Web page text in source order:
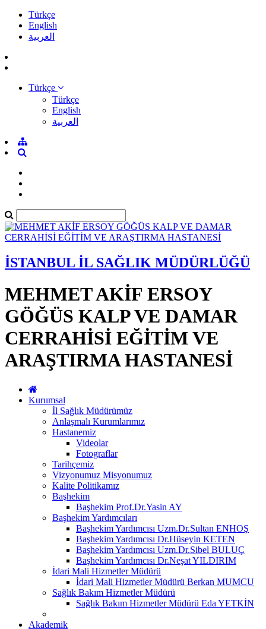
Türkçe
English
العربية
Türkçe
Türkçe
English
العربية
İSTANBUL İL SAĞLIK MÜDÜRLÜĞÜ
MEHMET AKİF ERSOY
GÖĞÜS KALP VE DAMAR
CERRAHİSİ EĞİTİM VE
ARAŞTIRMA HASTANESİ
Kurumsal
İl Sağlık Müdürümüz
Anlaşmalı Kurumlarımız
Hastanemiz
Videolar
Fotograflar
Tarihçemiz
Vizyonumuz Misyonumuz
Kalite Politikamız
Başhekim
Başhekim Prof.Dr.Yasin AY
Başhekim Yardımcıları
Başhekim Yardımcısı Uzm.Dr.Sultan ENHOŞ
Başhekim Yardımcısı Dr.Hüseyin KETEN
Başhekim Yardımcısı Uzm.Dr.Sibel BULUÇ
Başhekim Yardımcısı Dr.Neşat YILDIRIM
İdari Mali Hizmetler Müdürü
İdari Mali Hizmetler Müdürü Berkan MUMCU
Sağlık Bakım Hizmetler Müdürü
Sağlık Bakım Hizmetler Müdürü Eda YETKİN
Akademik